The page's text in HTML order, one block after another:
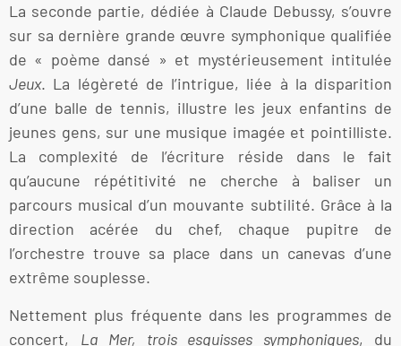
La seconde partie, dédiée à Claude Debussy, s’ouvre
sur sa dernière grande œuvre symphonique qualifiée
de « poème dansé » et mystérieusement intitulée
Jeux. La légèreté de l’intrigue, liée à la disparition
d’une balle de tennis, illustre les jeux enfantins de
jeunes gens, sur une musique imagée et pointilliste.
La complexité de l’écriture réside dans le fait
qu’aucune répétitivité ne cherche à baliser un
parcours musical d’un mouvante subtilité. Grâce à la
direction acérée du chef, chaque pupitre de
l’orchestre trouve sa place dans un canevas d’une
extrême souplesse.
Nettement plus fréquente dans les programmes de
concert, La Mer, trois esquisses symphoniques, du